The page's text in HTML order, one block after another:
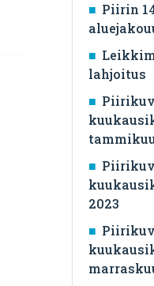
Piirin
lahjoitus
2023